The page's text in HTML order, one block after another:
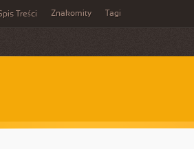
Treści Znakomity Tagi